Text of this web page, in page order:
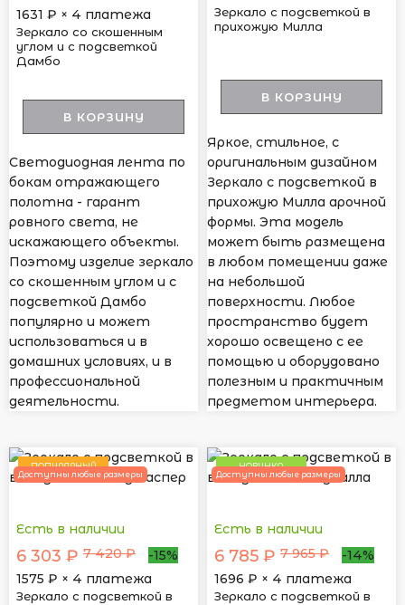
1631 ₽ × 4 платежа
Зеркало со скошенным
углом и с подсветкой
Дамбо
В КОРЗИНУ
Светодиодная лента по
бокам отражающего
полотна - гарант
ровного света, не
искажающего объекты.
Поэтому изделие зеркало
со скошенным углом и с
подсветкой Дамбо
популярно и может
использоваться и в
домашних условиях, и в
профессиональной
деятельности.
Зеркало с подсветкой в
прихожую Милла
В КОРЗИНУ
Яркое, стильное, с
оригинальным дизайном
Зеркало с подсветкой в
прихожую Милла арочной
формы. Эта модель
может быть размещена
в любом помещении даже
на небольшой
поверхности. Любое
пространство будет
хорошо освещено с ее
помощью и оборудовано
полезным и практичным
предметом интерьера.
ПОПУЛЯРНЫЙ
Доступны любые размеры
Есть в наличии
6 303 ₽ 7 420 ₽
-15%
1575 ₽ × 4 платежа
Зеркало с подсветкой в
НОВИНКА
Доступны любые размеры
Есть в наличии
6 785 ₽ 7 965 ₽
-14%
1696 ₽ × 4 платежа
Зеркало с подсветкой в